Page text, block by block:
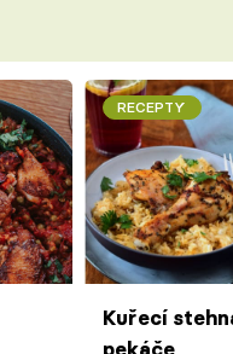
RECEPTY
Kuřecí
pekáče